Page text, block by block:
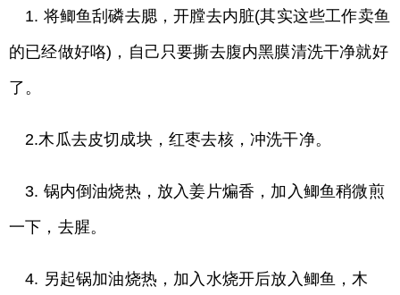
1. 将鲫鱼刮磷去腮，开膛去内脏(其实这些工作卖鱼
的已经做好咯)，自己只要撕去腹内黑膜清洗干净就好
了。
2.木瓜去皮切成块，红枣去核，冲洗干净。
3. 锅内倒油烧热，放入姜片煸香，加入鲫鱼稍微煎
一下，去腥。
4. 另起锅加油烧热，加入水烧开后放入鲫鱼，木